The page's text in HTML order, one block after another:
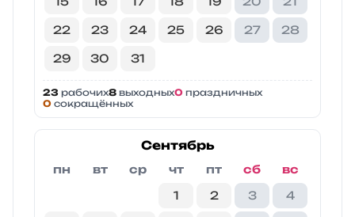
22 23 24 25 26 27 28
29 30 31
23 рабочих8 выходных0 праздничных
0 сокращённых
Сентябрь
пн вт ср чт пт сб
вс
1
2 3 4